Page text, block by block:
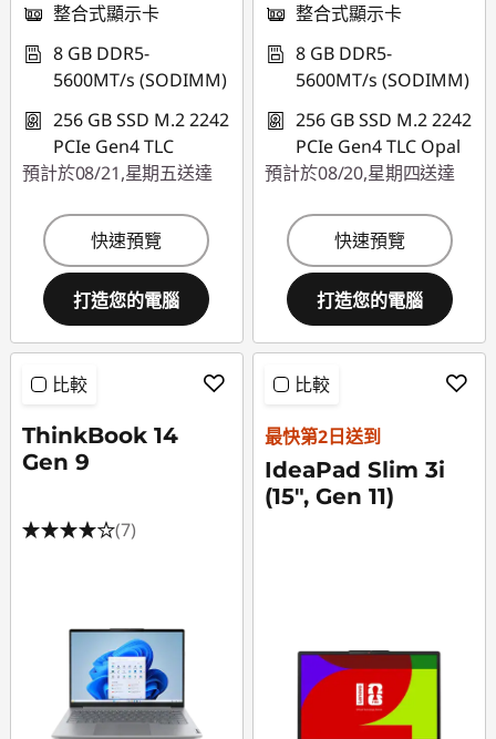
整合式顯示卡
8 GB DDR5-
5600MT/s (SODIMM)
256 GB SSD M.2 2242
PCIe Gen4 TLC
預計於08/21,星期五送達
快速預覽
打造您的電腦
整合式顯示卡
8 GB DDR5-
5600MT/s (SODIMM)
256 GB SSD M.2 2242
PCIe Gen4 TLC Opal
預計於08/20,星期四送達
快速預覽
打造您的電腦
比較
ThinkBook 14
Gen 9
(7)
比較
最快第2日送到
IdeaPad Slim 3i
(15", Gen 11)